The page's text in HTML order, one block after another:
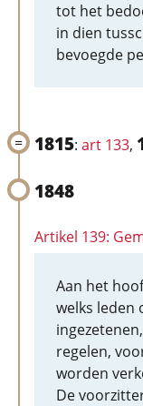
tot het
in dien
bevoegde
1815: art 133,
1848
Artikel 139:
Aan het
welks leden
regelen,
worden
De